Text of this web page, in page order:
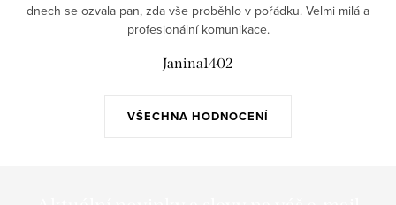
VŠECHNA HODNOCENÍ
dnech se ozvala pan, zda vše proběhlo v pořádku. Velmi milá a
profesionální komunikace.
Janina1402